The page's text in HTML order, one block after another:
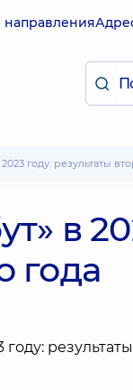
2023 году: результаты
в
года